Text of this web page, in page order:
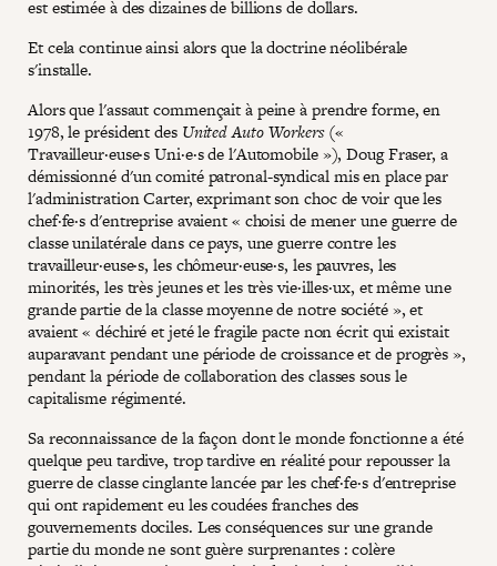
est estimée à des dizaines de billions de dollars.
Et cela continue ainsi alors que la doctrine néolibérale
s'installe.
Alors que l'assaut commençait à peine à prendre forme, en
1978, le président des United Auto Workers(«
Travailleur·euse·s Uni·e·s de l'Automobile »), Doug Fraser, a
démissionné d'un comité patronal-syndical mis en place par
l'administration Carter, exprimant son choc de voir que les
chef·fe·s d'entreprise avaient « choisi de mener une guerre de
classe unilatérale dans ce pays, une guerre contre les
travailleur·euse·s, les chômeur·euse·s, les pauvres, les
minorités, les très jeunes et les très vie·illes·ux, et même une
grande partie de la classe moyenne de notre société », et
avaient « déchiré et jeté le fragile pacte non écrit qui existait
auparavant pendant une période de croissance et de progrès »,
pendant la période de collaboration des classes sous le
capitalisme régimenté.
Sa reconnaissance de la façon dont le monde fonctionne a été
quelque peu tardive, trop tardive en réalité pour repousser la
guerre de classe cinglante lancée par les chef·fe·s d'entreprise
qui ont rapidement eu les coudées franches des
gouvernements dociles. Les conséquences sur une grande
partie du monde ne sont guère surprenantes : colère